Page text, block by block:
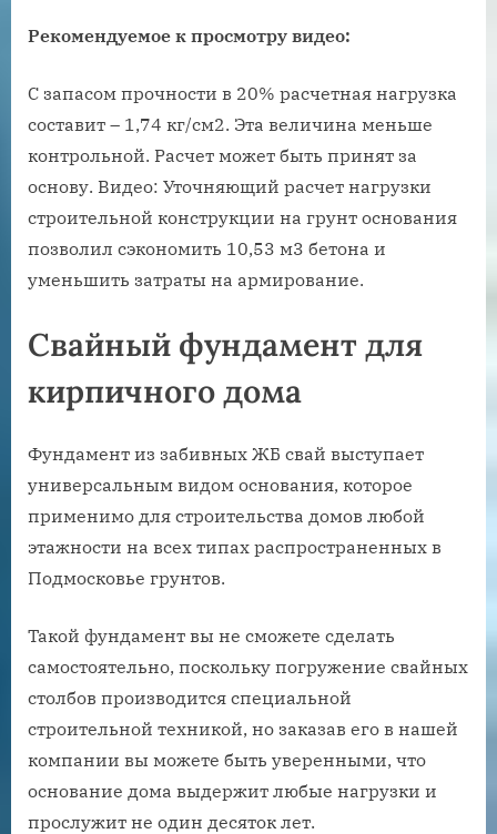
Рекомендуемое к просмотру видео:
С запасом прочности в 20% расчетная нагрузка
составит – 1,74 кг/см2. Эта величина меньше
контрольной. Расчет может быть принят за
основу. Видео: Уточняющий расчет нагрузки
строительной конструкции на грунт основания
позволил сэкономить 10,53 м3 бетона и
уменьшить затраты на армирование.
Свайный фундамент для
кирпичного дома
Фундамент из забивных ЖБ свай выступает
универсальным видом основания, которое
применимо для строительства домов любой
этажности на всех типах распространенных в
Подмосковье грунтов.
Такой фундамент вы не сможете сделать
самостоятельно, поскольку погружение свайных
столбов производится специальной
строительной техникой, но заказав его в нашей
компании вы можете быть уверенными, что
основание дома выдержит любые нагрузки и
прослужит не один десяток лет.